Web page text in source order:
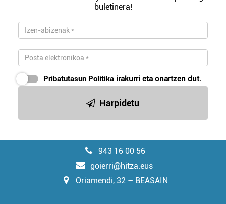
buletinera!
Pribatutasun Politika irakurri eta onartzen dut.
Harpidetu
943 16 00 56
goierri@hitza.eus
Oriamendi, 32 – BEASAIN